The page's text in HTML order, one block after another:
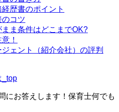
歴書のポイント
コツ
ま条件はどこまでOK?
！
ェント（紹介会社）の評判
_top
にお答えします！保育士何でも